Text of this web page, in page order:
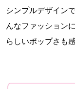
シンプルデザイン
んなファッション
らしいポップさも